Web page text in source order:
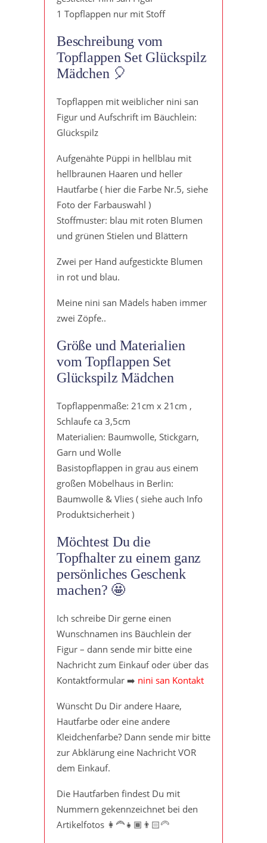
1 Topflappen nur mit Stoff
Beschreibung vom
Topflappen Set Glückspilz
Mädchen 🎈
Topflappen mit weiblicher nini san
Figur und Aufschrift im Bäuchlein:
Glückspilz
Aufgenähte Püppi in hellblau mit
hellbraunen Haaren und heller
Hautfarbe ( hier die Farbe Nr.5, siehe
Foto der Farbauswahl )
Stoffmuster: blau mit roten Blumen
und grünen Stielen und Blättern
Zwei per Hand aufgestickte Blumen
in rot und blau.
Meine nini san Mädels haben immer
zwei Zöpfe..
Größe und Materialien
vom Topflappen Set
Glückspilz Mädchen
Topflappenmaße: 21cm x 21cm ,
Schlaufe ca 3,5cm
Materialien: Baumwolle, Stickgarn,
Garn und Wolle
Basistopflappen in grau aus einem
großen Möbelhaus in Berlin:
Baumwolle & Vlies ( siehe auch Info
Produktsicherheit )
Möchtest Du die
Topfhalter zu einem ganz
persönliches Geschenk
machen? 🤩
Ich schreibe Dir gerne einen
Wunschnamen ins Bäuchlein der
Figur – dann sende mir bitte eine
Nachricht zum Einkauf oder über das
Kontaktformular ➡️ nini san Kontakt
Wünscht Du Dir andere Haare,
Hautfarbe oder eine andere
Kleidchenfarbe? Dann sende mir bitte
zur Abklärung eine Nachricht VOR
dem Einkauf.
Die Hautfarben findest Du mit
Nummern gekennzeichnet bei den
Artikelfotos 👩‍🦰👧🏾👨🏻‍🦳